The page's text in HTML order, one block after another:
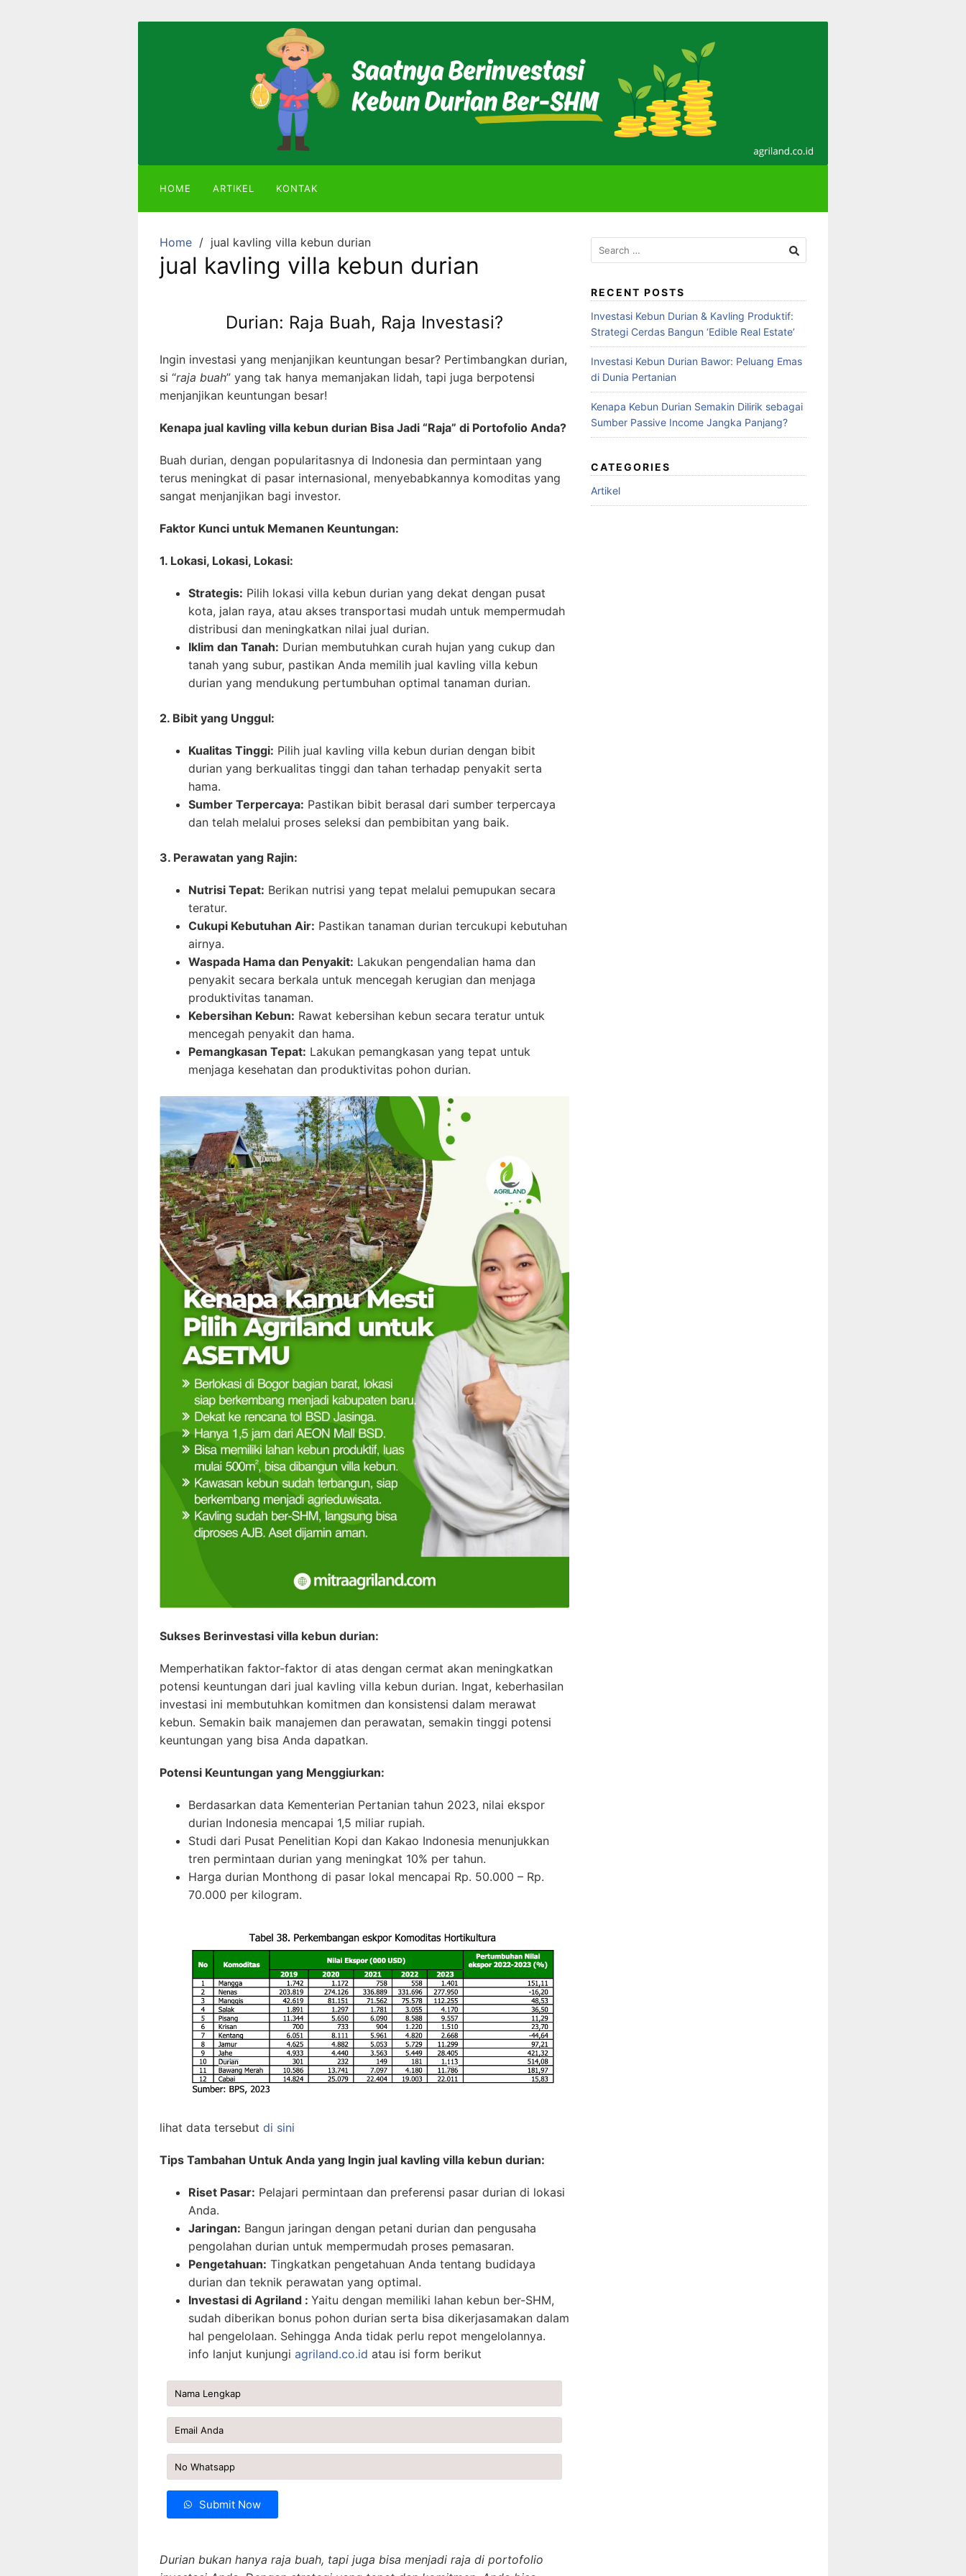
Durian
atau
Alpukat
HOME ARTIKEL KONTAK
Home jual kavling villa kebun durian
jual kavling villa kebun durian
Durian: Raja Buah, Raja Investasi?
Ingin investasi yang menjanjikan keuntungan besar? Pertimbangkan durian,
si “raja buah” yang tak hanya memanjakan lidah, tapi juga berpotensi
menjanjikan keuntungan besar!
Kenapa jual kavling villa kebun durian Bisa Jadi “Raja” di Portofolio Anda?
Buah durian, dengan popularitasnya di Indonesia dan permintaan yang
terus meningkat di pasar internasional, menyebabkannya komoditas yang
sangat menjanjikan bagi investor.
Faktor Kunci untuk Memanen Keuntungan:
1. Lokasi, Lokasi, Lokasi:
Strategis: Pilih lokasi villa kebun durian yang dekat dengan pusat
kota, jalan raya, atau akses transportasi mudah untuk mempermudah
distribusi dan meningkatkan nilai jual durian.
Iklim dan Tanah: Durian membutuhkan curah hujan yang cukup dan
tanah yang subur, pastikan Anda memilih jual kavling villa kebun
durian yang mendukung pertumbuhan optimal tanaman durian.
2. Bibit yang Unggul:
Kualitas Tinggi: Pilih jual kavling villa kebun durian dengan bibit
durian yang berkualitas tinggi dan tahan terhadap penyakit serta
hama.
Sumber Terpercaya: Pastikan bibit berasal dari sumber terpercaya
dan telah melalui proses seleksi dan pembibitan yang baik.
3. Perawatan yang Rajin:
Nutrisi Tepat: Berikan nutrisi yang tepat melalui pemupukan secara
teratur.
Cukupi Kebutuhan Air: Pastikan tanaman durian tercukupi kebutuhan
airnya.
Waspada Hama dan Penyakit: Lakukan pengendalian hama dan
penyakit secara berkala untuk mencegah kerugian dan menjaga
produktivitas tanaman.
Kebersihan Kebun: Rawat kebersihan kebun secara teratur untuk
mencegah penyakit dan hama.
Pemangkasan Tepat: Lakukan pemangkasan yang tepat untuk
menjaga kesehatan dan produktivitas pohon durian.
Sukses Berinvestasi villa kebun durian:
Memperhatikan faktor-faktor di atas dengan cermat akan meningkatkan
potensi keuntungan dari jual kavling villa kebun durian. Ingat, keberhasilan
investasi ini membutuhkan komitmen dan konsistensi dalam merawat
kebun. Semakin baik manajemen dan perawatan, semakin tinggi potensi
keuntungan yang bisa Anda dapatkan.
Potensi Keuntungan yang Menggiurkan:
Berdasarkan data Kementerian Pertanian tahun 2023, nilai ekspor
durian Indonesia mencapai 1,5 miliar rupiah.
Studi dari Pusat Penelitian Kopi dan Kakao Indonesia menunjukkan
tren permintaan durian yang meningkat 10% per tahun.
Harga durian Monthong di pasar lokal mencapai Rp. 50.000 – Rp.
70.000 per kilogram.
lihat data tersebut di sini
Tips Tambahan Untuk Anda yang Ingin jual kavling villa kebun durian:
Riset Pasar: Pelajari permintaan dan preferensi pasar durian di lokasi
Anda.
Jaringan: Bangun jaringan dengan petani durian dan pengusaha
pengolahan durian untuk mempermudah proses pemasaran.
Pengetahuan: Tingkatkan pengetahuan Anda tentang budidaya
durian dan teknik perawatan yang optimal.
Investasi di Agriland : Yaitu dengan memiliki lahan kebun ber-SHM,
sudah diberikan bonus pohon durian serta bisa dikerjasamakan dalam
hal pengelolaan. Sehingga Anda tidak perlu repot mengelolannya.
info lanjut kunjungi agriland.co.id atau isi form berikut
Submit Now
Durian bukan hanya raja buah, tapi juga bisa menjadi raja di portofolio
Search
for:
RECENT POSTS
Investasi Kebun Durian & Kavling Produktif:
Strategi Cerdas Bangun ‘Edible Real Estate’
Investasi Kebun Durian Bawor: Peluang Emas
di Dunia Pertanian
Kenapa Kebun Durian Semakin Dilirik sebagai
Sumber Passive Income Jangka Panjang?
CATEGORIES
Artikel